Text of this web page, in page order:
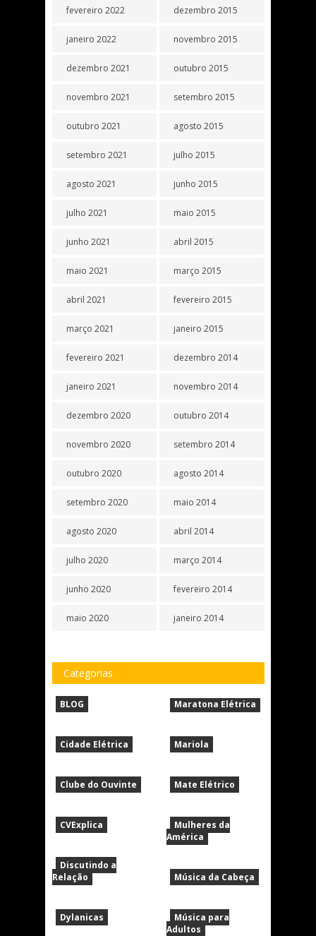
fevereiro 2022
janeiro 2022
dezembro 2021
novembro 2021
outubro 2021
setembro 2021
agosto 2021
julho 2021
junho 2021
maio 2021
abril 2021
março 2021
fevereiro 2021
janeiro 2021
dezembro 2020
novembro 2020
outubro 2020
setembro 2020
agosto 2020
julho 2020
junho 2020
maio 2020
dezembro 2015
novembro 2015
outubro 2015
setembro 2015
agosto 2015
julho 2015
junho 2015
maio 2015
abril 2015
março 2015
fevereiro 2015
janeiro 2015
dezembro 2014
novembro 2014
outubro 2014
setembro 2014
agosto 2014
maio 2014
abril 2014
março 2014
fevereiro 2014
janeiro 2014
Categorias
BLOG
Cidade Elétrica
Clube do Ouvinte
CVExplica
Discutindo a
Relação
Dylanicas
Maratona Elétrica
Mariola
Mate Elétrico
Mulheres da
América
Música da Cabeça
Música para
Adultos